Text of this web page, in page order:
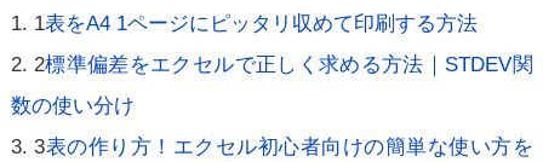
1表をA4 1ページにピッタリ収めて印刷する方法
2標準偏差をエクセルで正しく求める方法｜STDEV関
数の使い分け
3表の作り方！エクセル初心者向けの簡単な使い方を